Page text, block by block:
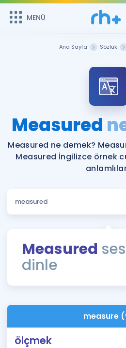
MENÜ
ÜYE
Sepetin Şu
Remzi Hoca ile seni sınava
bekliyor!
MENÜ
Faydalı Araçlar
Sözlük
Rehberlik Aracı
ÖSYM Sınav Takvimi
İngilizce Gramer
Hakkımızda
Ana Sayfa Sözlük
Measured
Measured ne demek?
Measured İngilizce örnek
Measured
dinle
measure
ölçmek